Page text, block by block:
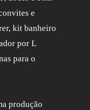
e
kit banheiro
por L
para o
produção